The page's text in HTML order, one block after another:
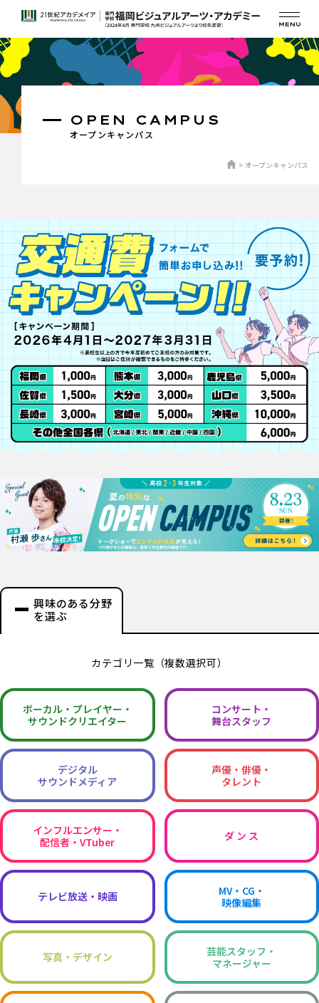
オープンキャンパス
OPEN CAMPUS
オープンキャンパス
興味のある分野
を選ぶ
カテゴリ一覧（複数選択可）
ボーカル・ プレイヤー・
サウンドクリエイター
コンサート・
舞台スタッフ
デジタル
サウンドメディア
声優・俳優・
タレント
インフルエンサー・
配信者・VTuber
ダ ン ス
テレビ放送・映画
MV・CG・
映像編集
写真・デザイン
芸能スタッフ・
マネージャー